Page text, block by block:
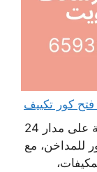
خدمات شركة قص خرسانة الكويت متاحة على مدار 24
للمداخن، مع